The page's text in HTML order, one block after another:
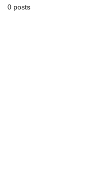
0 posts